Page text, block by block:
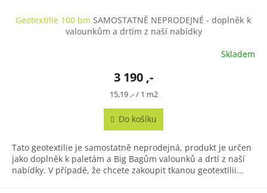
Geotextilie 100 bm SAMOSTATNĚ NEPRODEJNÉ - doplněk k
valounkům a drtím z naší nabídky
Skladem
3 190 ,-
Měrná
15,19 ,- / 1 m2
Do košíku
Tato geotextilie je samostatně neprodejná, produkt je určen
jako doplněk k paletám a Big Bagům valounků a drtí z naší
nabídky. V případě, že chcete zakoupit tkanou geotextilii...